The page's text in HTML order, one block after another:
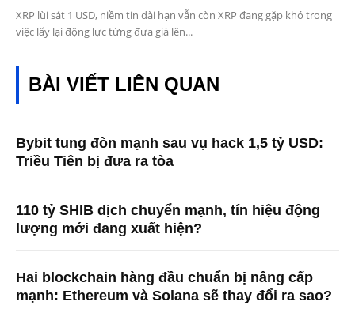
XRP lùi sát 1 USD, niềm tin dài hạn vẫn còn XRP đang gặp khó trong
việc lấy lại động lực từng đưa giá lên...
BÀI VIẾT LIÊN QUAN
Bybit tung đòn mạnh sau vụ hack 1,5 tỷ USD:
Triều Tiên bị đưa ra tòa
110 tỷ SHIB dịch chuyển mạnh, tín hiệu động
lượng mới đang xuất hiện?
Hai blockchain hàng đầu chuẩn bị nâng cấp
mạnh: Ethereum và Solana sẽ thay đổi ra sao?